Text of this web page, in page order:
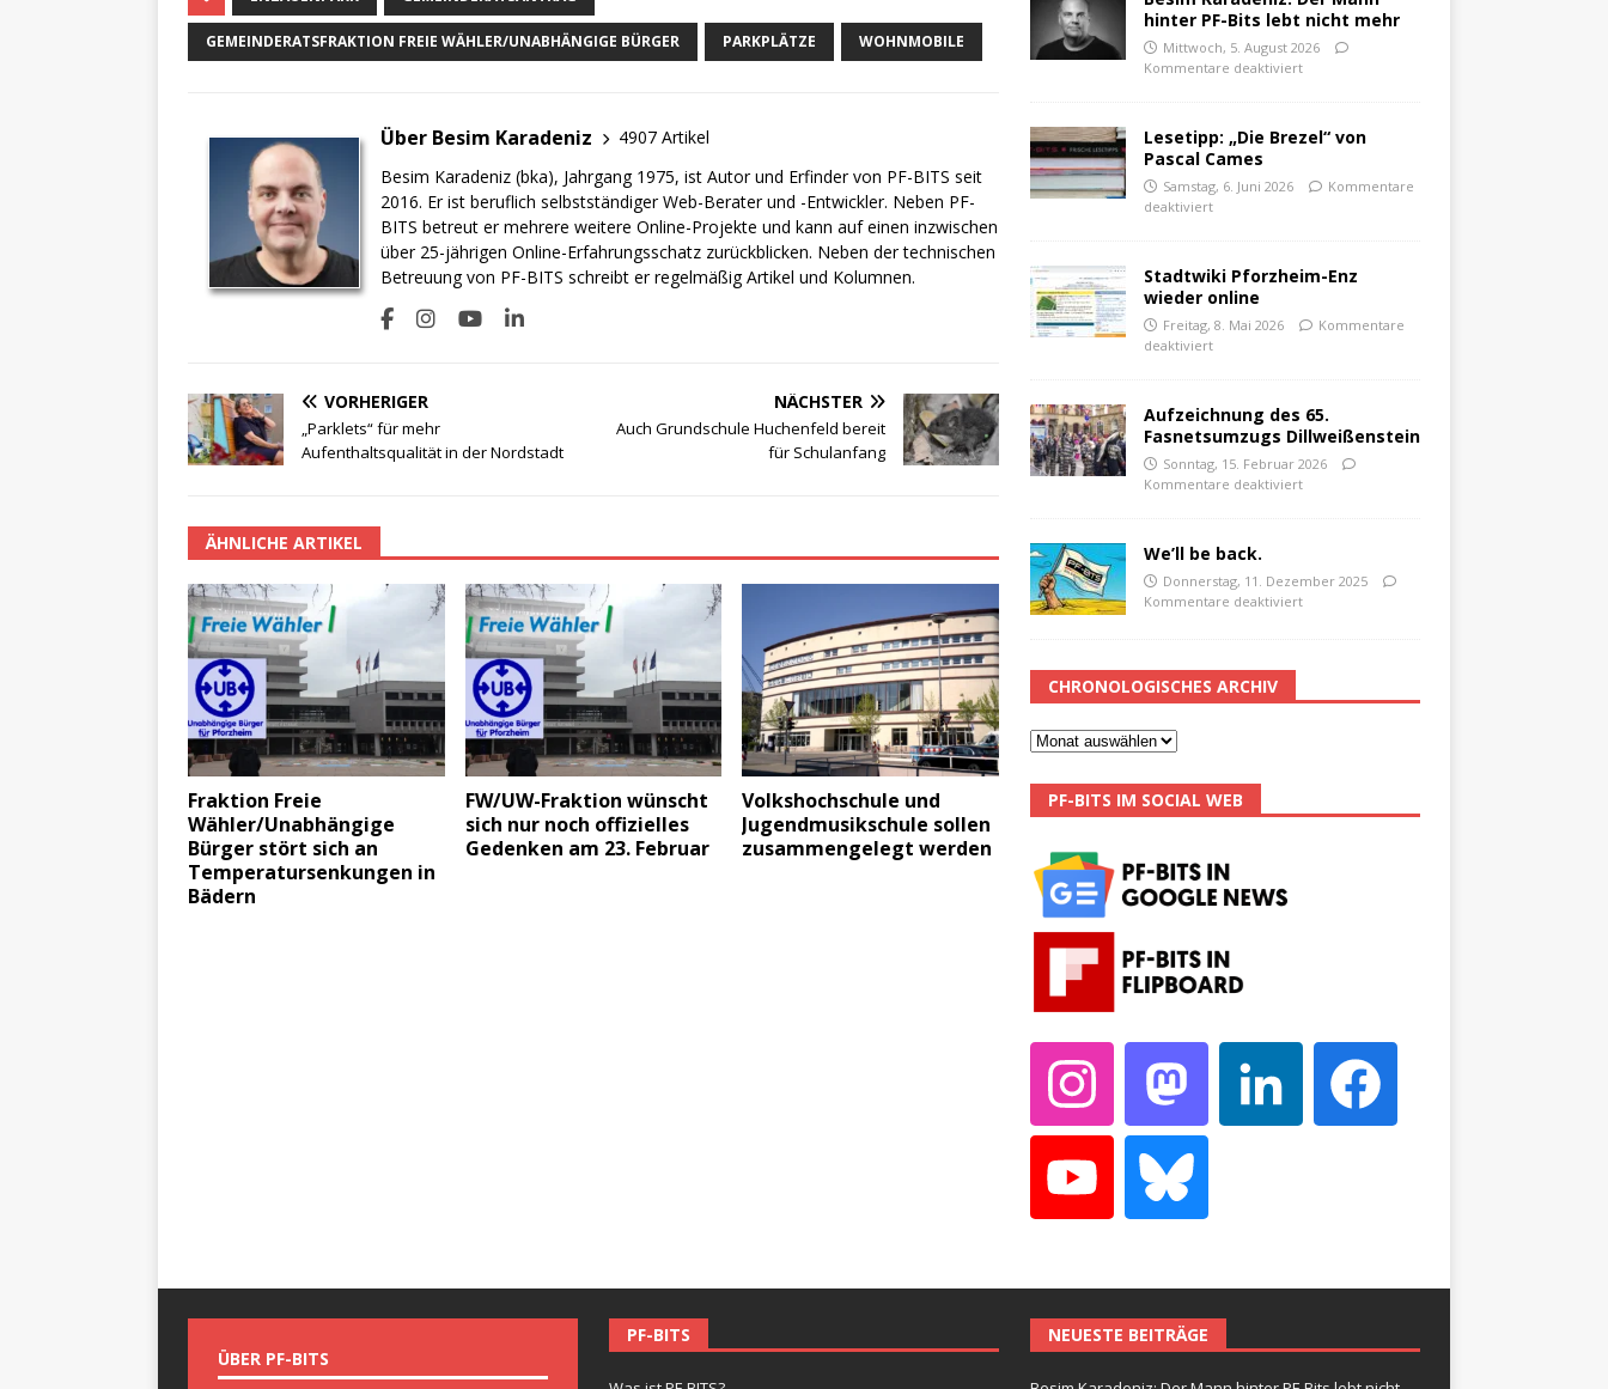
GEMEINDERATSFRAKTION FREIE WÄHLER/UNABHÄNGIGE BÜRGER PARKPLÄTZE WOHNMOBILE
Über Besim Karadeniz
4907 Artikel
Besim Karadeniz (bka), Jahrgang 1975, ist Autor und Erfinder von PF-BITS seit
2016. Er ist beruflich selbstständiger Web-Berater und -Entwickler. Neben PF-
BITS betreut er mehrere weitere Online-Projekte und kann auf einen inzwischen
über 25-jährigen Online-Erfahrungsschatz zurückblicken. Neben der technischen
Betreuung von PF-BITS schreibt er regelmäßig Artikel und Kolumnen.
VORHERIGER
„Parklets“ für mehr
Aufenthaltsqualität in der Nordstadt
NÄCHSTER
Auch Grundschule Huchenfeld bereit
für Schulanfang
ÄHNLICHE ARTIKEL
Fraktion Freie
Wähler/Unabhängige
Bürger stört sich an
Temperatursenkungen in
Bädern
FW/UW-Fraktion wünscht
sich nur noch offizielles
Gedenken am 23. Februar
Volkshochschule und
Jugendmusikschule sollen
zusammengelegt werden
hinter PF-Bits lebt nicht mehr
Mittwoch, 5. August 2026
Kommentare deaktiviert
Lesetipp: „Die Brezel“ von
Pascal Cames
Samstag, 6. Juni 2026
Kommentare
deaktiviert
Stadtwiki Pforzheim-Enz
wieder online
Freitag, 8. Mai 2026
Kommentare
deaktiviert
Aufzeichnung des 65.
Fasnetsumzugs Dillweißenstein
Sonntag, 15. Februar 2026
Kommentare deaktiviert
We’ll be back.
Donnerstag, 11. Dezember 2025
Kommentare deaktiviert
CHRONOLOGISCHES ARCHIV
PF-BITS IM SOCIAL WEB
ÜBER PF-BITS
PF-BITS NEUESTE BEITRÄGE